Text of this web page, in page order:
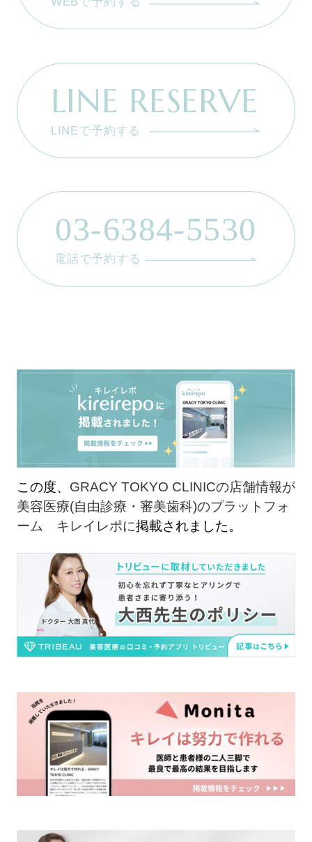
LINE RESERVE
LINEで予約する
03-6384-5530
電話で予約する
この度、 GRACY TOKYO CLINICの店舗情報が
美容医療(自由診療・審美歯科)のプラットフォ
ーム キレイレポに掲載されました。